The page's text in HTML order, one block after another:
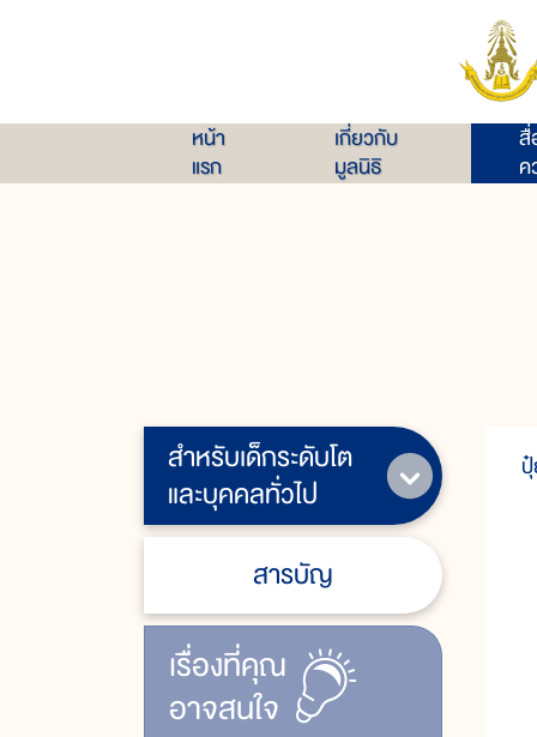
หน้า
แรก
เกี่ยวกับ
มูลนิธิ
สื่
ค
สำหรับเด็กระดับโต
และบุคคลทั่วไป
สารบัญ
เรื่ิองที่คุณ
อาจสนใจ